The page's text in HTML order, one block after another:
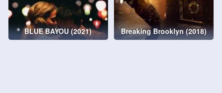
BLUE BAYOU (2021) Breaking Brooklyn (2018)